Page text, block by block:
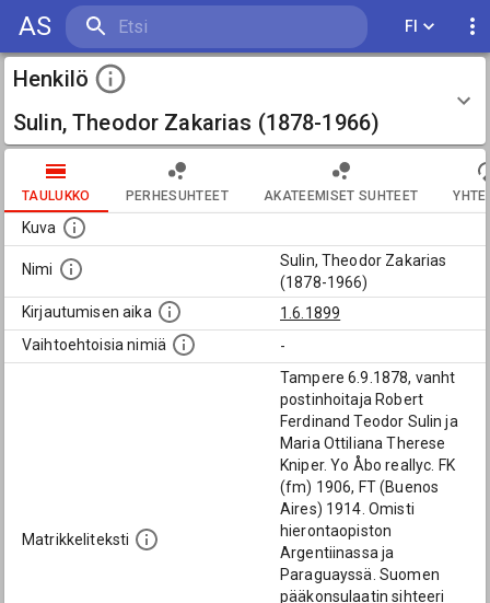
AS FI
Henkilö
Sulin, Theodor Zakarias (1878-1966)
TAULUKKO PERHESUHTEET AKATEEMISET SUHTEET
Kuva
Nimi
Sulin, Theodor Zakarias
(1878-1966)
Kirjautumisen aika
1.6.1899
Vaihtoehtoisia nimiä
-
Matrikkeliteksti
Tampere 6.9.1878, vanht
postinhoitaja Robert
Ferdinand Teodor Sulin ja
Maria Ottiliana Therese
Kniper. Yo Åbo reallyc. FK
(fm) 1906, FT (Buenos
Aires) 1914. Omisti
hierontaopiston
Argentiinassa ja
Paraguayssä. Suomen
pääkonsulaatin sihteeri